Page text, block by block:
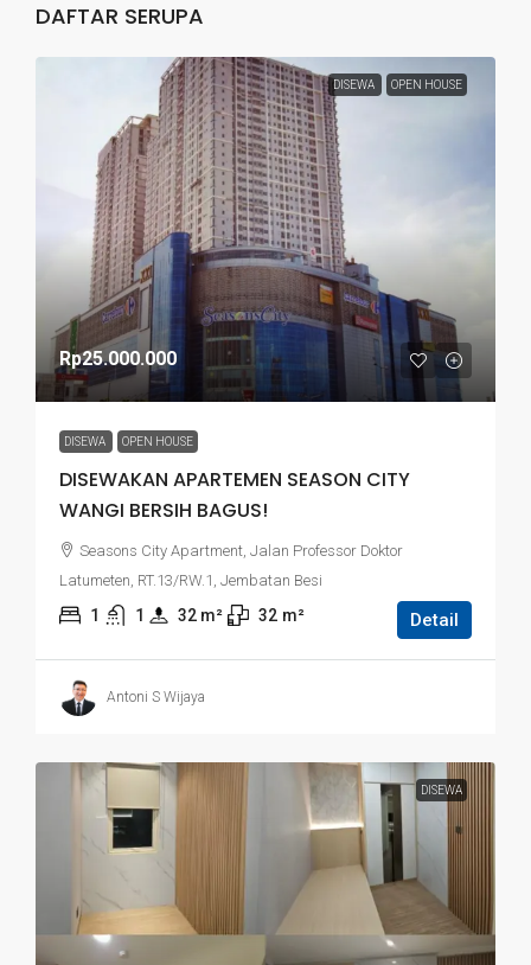
DAFTAR SERUPA
DISEWA OPEN HOUSE
Rp25.000.000
DISEWA OPEN HOUSE
DISEWAKAN APARTEMEN SEASON CITY
WANGI BERSIH BAGUS!
Seasons City Apartment, Jalan Professor Doktor
Latumeten, RT.13/RW.1, Jembatan Besi
1 1 32 m² 32 m² Detail
Antoni S Wijaya
DISEWA